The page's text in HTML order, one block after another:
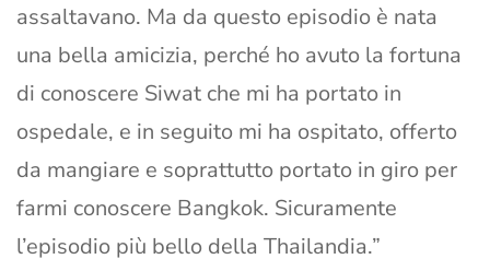
assaltavano. Ma da questo episodio è nata
una bella amicizia, perché ho avuto la fortuna
di conoscere Siwat che mi ha portato in
ospedale, e in seguito mi ha ospitato, offerto
da mangiare e soprattutto portato in giro per
farmi conoscere Bangkok. Sicuramente
l’episodio più bello della Thailandia.”